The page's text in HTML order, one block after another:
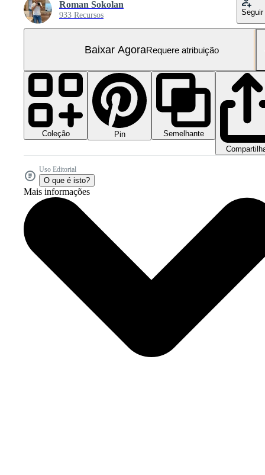
Roman Sokolan
933 Recursos Seguir
Baixar AgoraRequere atribuição
Coleção Pin
Semelhante
Uso Editorial
O que é isto?
Mais informações